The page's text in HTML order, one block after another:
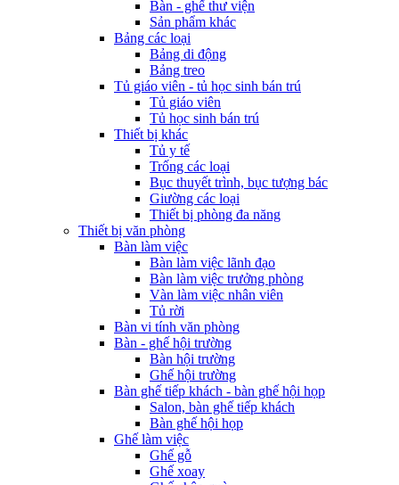
Bàn - ghế thư viện
Sản phẩm khác
Bảng các loại
Bảng di động
Bảng treo
Tủ giáo viên - tủ học sinh bán trú
Tủ giáo viên
Tủ học sinh bán trú
Thiết bị khác
Tủ y tế
Trống các loại
Bục thuyết trình, bục tượng bác
Giường các loại
Thiết bị phòng đa năng
Thiết bị văn phòng
Bàn làm việc
Bàn làm việc lãnh đạo
Bàn làm việc trưởng phòng
Vàn làm việc nhân viên
Tủ rời
Bàn vi tính văn phòng
Bàn - ghế hội trường
Bàn hội trường
Ghế hội trường
Bàn ghế tiếp khách - bàn ghế hội họp
Salon, bàn ghế tiếp khách
Bàn ghế hội họp
Ghế làm việc
Ghế gỗ
Ghế xoay